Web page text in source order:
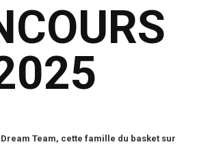
Team, cette famille du basket sur